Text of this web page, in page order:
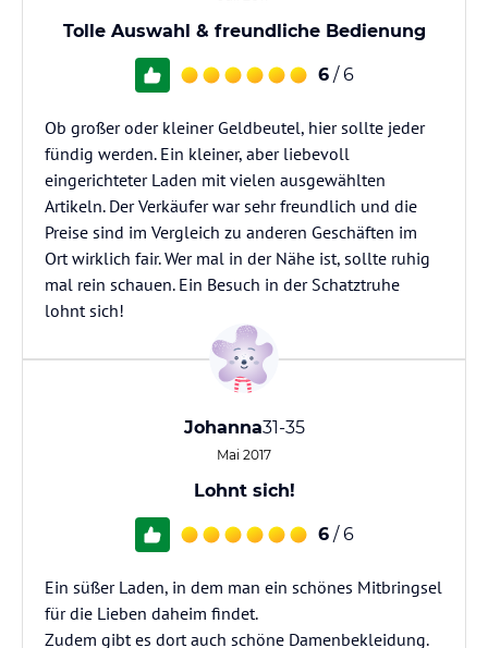
Tolle Auswahl & freundliche Bedienung
6 / 6
Ob großer oder kleiner Geldbeutel, hier sollte jeder
fündig werden. Ein kleiner, aber liebevoll
eingerichteter Laden mit vielen ausgewählten
Artikeln. Der Verkäufer war sehr freundlich und die
Preise sind im Vergleich zu anderen Geschäften im
Ort wirklich fair. Wer mal in der Nähe ist, sollte ruhig
mal rein schauen. Ein Besuch in der Schatztruhe
lohnt sich!
Johanna31-35
Mai 2017
Lohnt sich!
6 / 6
Ein süßer Laden, in dem man ein schönes Mitbringsel
für die Lieben daheim findet.
Zudem gibt es dort auch schöne Damenbekleidung.